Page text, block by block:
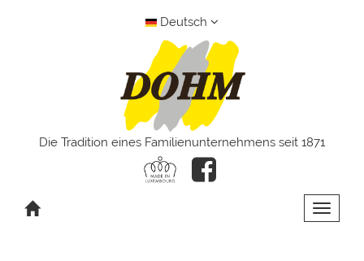
Deutsch
Die Tradition eines Familienunternehmens seit 1871
Toggle